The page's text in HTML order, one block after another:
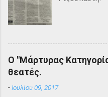
Ο "Μάρτυρας
θεατές.
-Ιουλίου 09, 2017